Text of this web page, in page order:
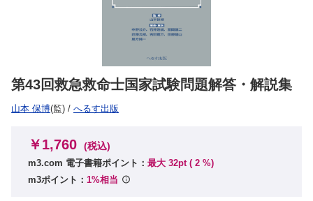
第43回救急救命士国家試験問題解答・解説集
山本 保博(監) / へるす出版
￥1,760 (税込)
m3.com 電子書籍ポイント： 最大 32pt ( 2 %)
m3ポイント： 1%相当